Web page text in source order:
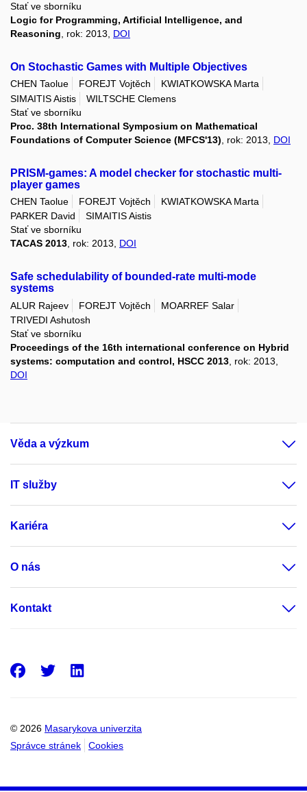
Stať ve sborníku
Logic for Programming, Artificial Intelligence, and
Reasoning , rok: 2013, DOI
On Stochastic Games with Multiple Objectives
CHEN Taolue FOREJT Vojtěch
KWIATKOWSKA Marta
SIMAITIS Aistis
WILTSCHE Clemens
Stať ve sborníku
Proc. 38th International Symposium on Mathematical
Foundations of Computer Science (MFCS'13) , rok: 2013, DOI
PRISM-games: A model checker for stochastic multi-
player games
CHEN Taolue FOREJT Vojtěch
KWIATKOWSKA Marta
PARKER David
SIMAITIS Aistis
Stať ve sborníku
TACAS 2013, rok: 2013, DOI
Safe schedulability of bounded-rate multi-mode
systems
ALUR Rajeev FOREJT Vojtěch
MOARREF Salar
TRIVEDI Ashutosh
Stať ve sborníku
Proceedings of the 16th international conference on Hybrid
systems: computation and control, HSCC 2013 , rok: 2013,
DOI
Věda a výzkum
IT služby
Kariéra
O nás
Kontakt
© 2026 Masarykova univerzita
Správce stránek
Cookies
Facebook
Twitter